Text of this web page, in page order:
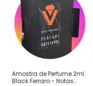
Amostra de Perfume 2ml.
Black Ferraro - Notas